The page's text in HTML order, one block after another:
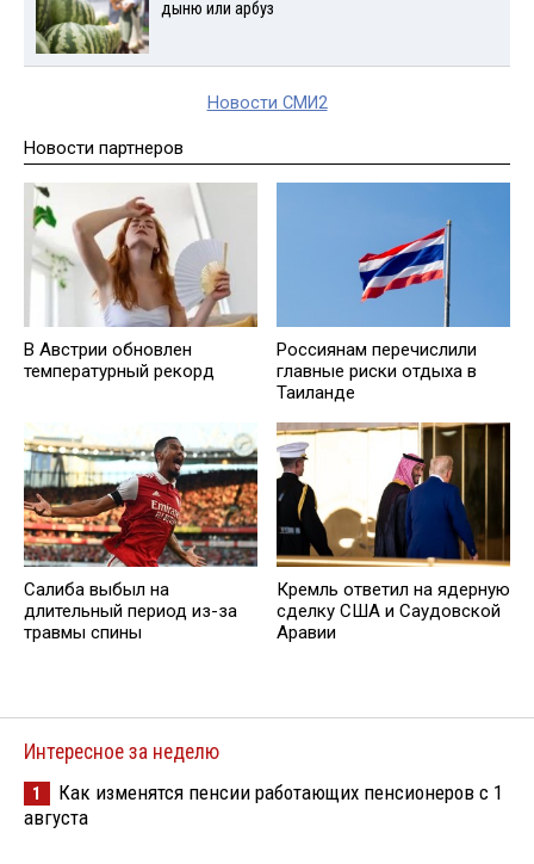
дыню или арбуз
Новости СМИ2
Новости партнеров
В Австрии обновлен
температурный рекорд
Россиянам перечислили
главные риски отдыха в
Таиланде
Салиба выбыл на
длительный период из-за
травмы спины
Кремль ответил на ядерную
сделку США и Саудовской
Аравии
Интересное за неделю
1
Как изменятся пенсии работающих пенсионеров с 1
августа